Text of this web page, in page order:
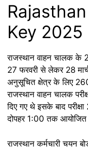
Key
राजस्थान वाहन चालक के
27 फरवरी से लेकर 28
अनुसूचित क्षेत्र के लिए
राजस्थान वाहन चालक
दिए गए थे इसके बाद
दोपहर 1:00 तक आयोजित
राजस्थान कर्मचारी चयन